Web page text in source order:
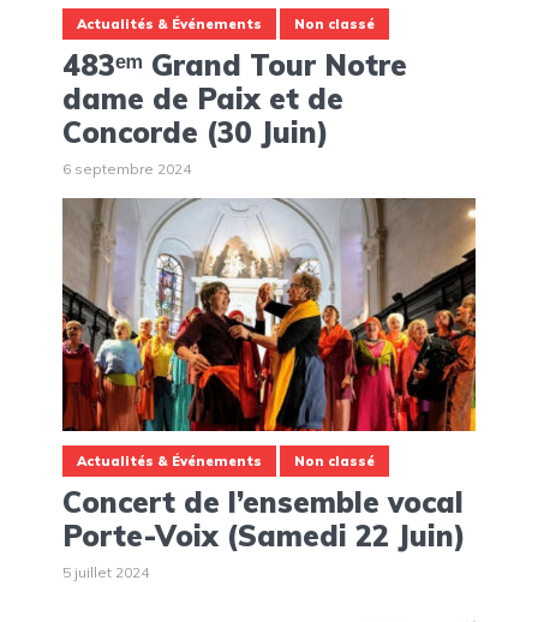
Actualités & Événements Non classé
483ᵉᵐ Grand Tour Notre
dame de Paix et de
Concorde (30 Juin)
6 septembre 2024
Actualités & Événements Non classé
Concert de l’ensemble vocal
Porte-Voix (Samedi 22 Juin)
5 juillet 2024